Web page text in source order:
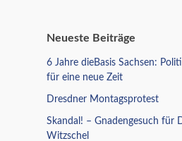
Neueste Beiträge
6 Jahre dieBasis Sachsen:
für eine neue Zeit
Dresdner Montagsprotest
Skandal! – Gnadengesuch für
Witzschel